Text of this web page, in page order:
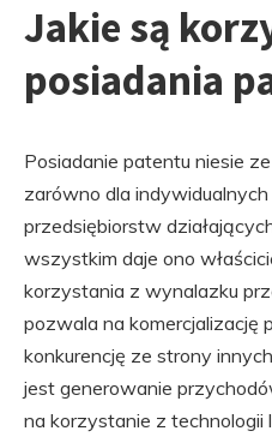
Jakie są
posiadania
Posiadanie patentu niesie
zarówno dla
przedsiębiorstw
wszystkim daje ono
korzystania z wynalazku
pozwala na komercjalizację
konkurencję ze strony
jest generowanie
na korzystanie z technologii